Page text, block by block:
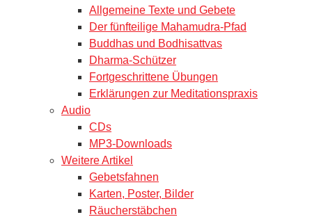
Allgemeine Texte und Gebete
Der fünfteilige Mahamudra-Pfad
Buddhas und Bodhisattvas
Dharma-Schützer
Fortgeschrittene Übungen
Erklärungen zur Meditationspraxis
Audio
CDs
MP3-Downloads
Weitere Artikel
Gebetsfahnen
Karten, Poster, Bilder
Räucherstäbchen